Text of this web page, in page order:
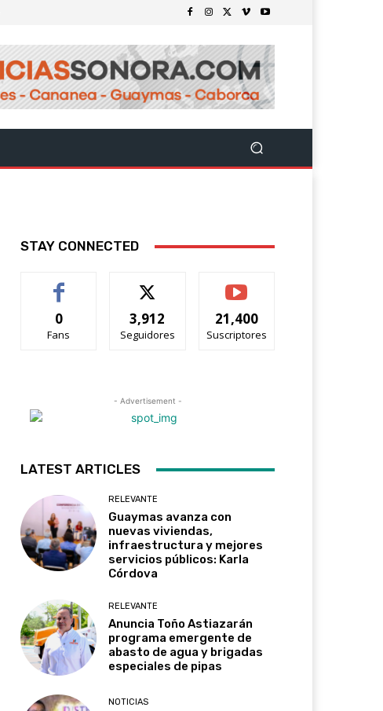
STAY CONNECTED
0
Fans
3,912
Seguidores
21,400
Suscriptores
- Advertisement -
LATEST ARTICLES
RELEVANTE
Guaymas avanza con
nuevas viviendas,
infraestructura y mejores
servicios públicos: Karla
Córdova
RELEVANTE
Anuncia Toño Astiazarán
programa emergente de
abasto de agua y brigadas
especiales de pipas
NOTICIAS